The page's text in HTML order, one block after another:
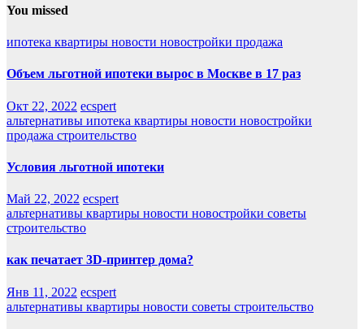
You missed
ипотека квартиры новости новостройки продажа
Объем льготной ипотеки вырос в Москве в 17 раз
Окт 22, 2022 ecspert
альтернативы ипотека квартиры новости новостройки
продажа строительство
Условия льготной ипотеки
Май 22, 2022 ecspert
альтернативы квартиры новости новостройки советы
строительство
как печатает 3D-принтер дома?
Янв 11, 2022 ecspert
альтернативы квартиры новости советы строительство